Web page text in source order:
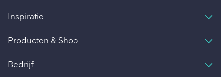
Inspiratie
Producten & Shop
Bedrijf